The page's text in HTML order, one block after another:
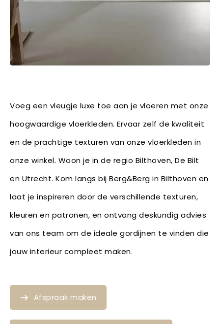
Voeg een vleugje luxe toe aan je vloeren met onze
hoogwaardige vloerkleden. Ervaar zelf de kwaliteit
en de prachtige texturen van onze vloerkleden in
onze winkel. Woon je in de regio Bilthoven, De Bilt
en Utrecht. Kom langs bij Berg&Berg in Bilthoven en
laat je inspireren door de verschillende texturen,
kleuren en patronen, en ontvang deskundig advies
van ons team om de ideale gordijnen te vinden die
jouw interieur compleet maken.
Afspraak maken